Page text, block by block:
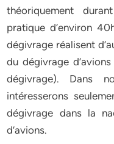
théoriquement
pratique d’environ
dégivrage réalisent
du dégivrage
dégivrage). Dans
intéresserons
dégivrage dans la
d’avions.